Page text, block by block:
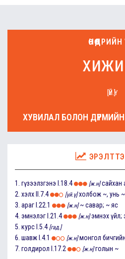
[ҮЙ.Ү]
ХУВИЛАЛ БОЛОН
1. гүзээлзгэнэ I.18.4 [ж.н] сайхан
2. хэлх II.7.4 [үй.ү] холбож ~, унь
3. араг I.22.1 [ж.н] ~ савар; ~ яс
4. эмнэлэг I.21.4 [ж.н] эмнэх үйл;
5. курс I.5.4 [гад.]
6. шавж I.4.1 [ж.н] монгол
7. голдирол I.17.2 [ж.н] голын ~